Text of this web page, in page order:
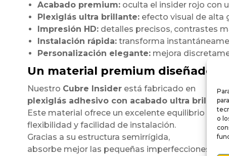
o
Acabado premium:oculta el insider rojo con
Plexiglás ultra brillante:efecto visual de alta
Impresión HD:detalles precisos, contrastes
Instalación rápida:transforma
Personalización elegante:mejora
Un material premium diseñado
Nuestro Cubre Insiderestá fabricado en
plexiglás adhesivo con acabado ultra brillante.
Este material ofrece un excelente equilibrio
flexibilidad y facilidad de instalación.
Gracias a su estructura semirrígida,
absorbe mejor las pequeñas imperfecciones de